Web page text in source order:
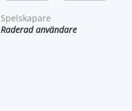
Spelskapare
Raderad användare